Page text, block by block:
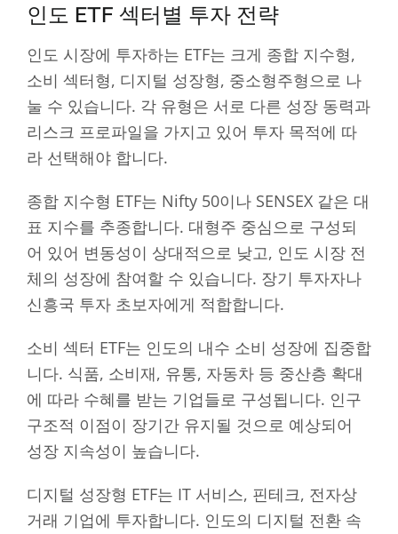
인도 ETF 섹터별 투자 전략
인도 시장에 투자하는 ETF는 크게 종합 지수형,
소비 섹터형, 디지털 성장형, 중소형주형으로 나
눌 수 있습니다. 각 유형은 서로 다른 성장 동력과
리스크 프로파일을 가지고 있어 투자 목적에 따
라 선택해야 합니다.
종합 지수형 ETF는 Nifty 50이나 SENSEX 같은 대
표 지수를 추종합니다. 대형주 중심으로 구성되
어 있어 변동성이 상대적으로 낮고, 인도 시장 전
체의 성장에 참여할 수 있습니다. 장기 투자자나
신흥국 투자 초보자에게 적합합니다.
소비 섹터 ETF는 인도의 내수 소비 성장에 집중합
니다. 식품, 소비재, 유통, 자동차 등 중산층 확대
에 따라 수혜를 받는 기업들로 구성됩니다. 인구
구조적 이점이 장기간 유지될 것으로 예상되어
성장 지속성이 높습니다.
디지털 성장형 ETF는 IT 서비스, 핀테크, 전자상
거래 기업에 투자합니다. 인도의 디지털 전환 속